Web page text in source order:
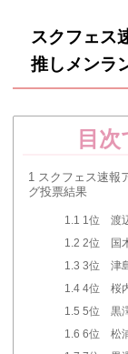
スクフェス
推しメンラ
目
1 スクフェス速報
グ投票結果
1.1 1位 渡
1.2 2位 国
1.3 3位 津
1.44位 桜
1.5 5位 黒
1.6 6位 松